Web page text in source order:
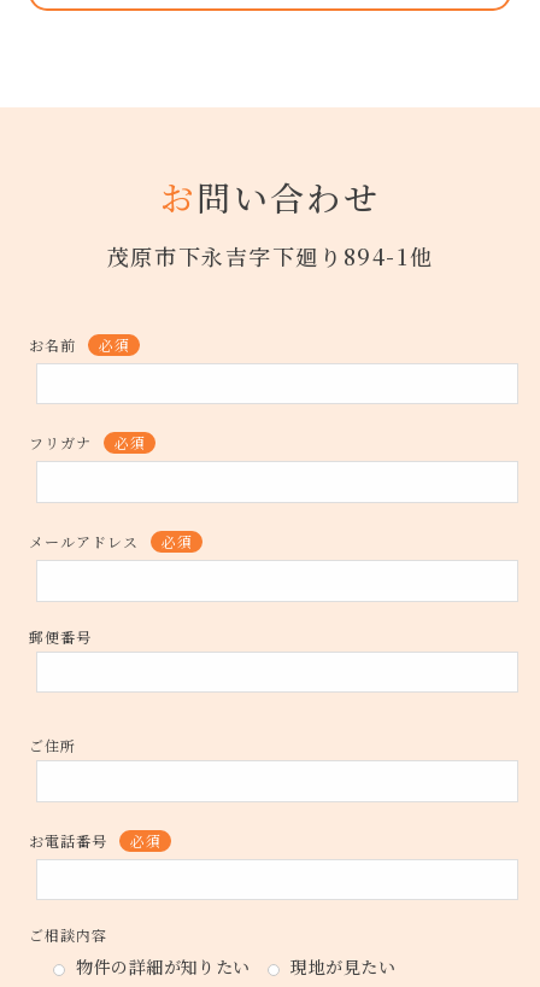
お問い合わせ
茂原市下永吉字下廻り894-1他
お名前 必須
フリガナ 必須
メールアドレス 必須
郵便番号
ご住所
お電話番号 必須
ご相談内容
物件の詳細が知りたい
現地が見たい